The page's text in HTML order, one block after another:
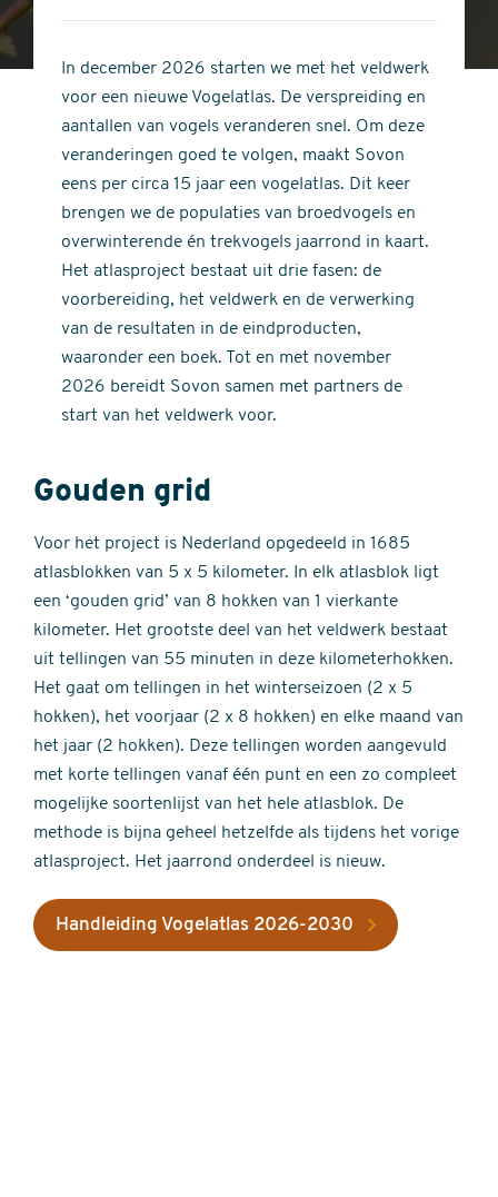
stars
of
stars
In december 2026 starten we met het veldwerk
voor een nieuwe Vogelatlas. De verspreiding en
aantallen van vogels veranderen snel. Om deze
veranderingen goed te volgen, maakt Sovon
eens per circa 15 jaar een vogelatlas. Dit keer
brengen we de populaties van broedvogels en
overwinterende én trekvogels jaarrond in kaart.
Het atlasproject bestaat uit drie fasen: de
voorbereiding, het veldwerk en de verwerking
van de resultaten in de eindproducten,
waaronder een boek. Tot en met november
2026 bereidt Sovon samen met partners de
start van het veldwerk voor.
Gouden grid
Voor het project is Nederland opgedeeld in 1685
atlasblokken van 5 x 5 kilometer. In elk atlasblok ligt
een ‘gouden grid’ van 8 hokken van 1 vierkante
kilometer. Het grootste deel van het veldwerk bestaat
uit tellingen van 55 minuten in deze kilometerhokken.
Het gaat om tellingen in het winterseizoen (2 x 5
hokken), het voorjaar (2 x 8 hokken) en elke maand van
het jaar (2 hokken). Deze tellingen worden aangevuld
met korte tellingen vanaf één punt en een zo compleet
mogelijke soortenlijst van het hele atlasblok. De
methode is bijna geheel hetzelfde als tijdens het vorige
atlasproject. Het jaarrond onderdeel is nieuw.
Handleiding Vogelatlas 2026-2030